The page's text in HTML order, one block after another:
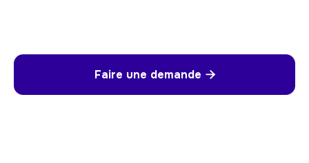
Faire une demande 